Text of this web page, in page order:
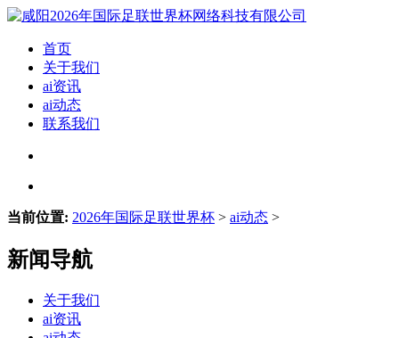
首页
关于我们
ai资讯
ai动态
联系我们
当前位置: 2026年国际足联世界杯 > ai动态 >
新闻导航
关于我们
ai资讯